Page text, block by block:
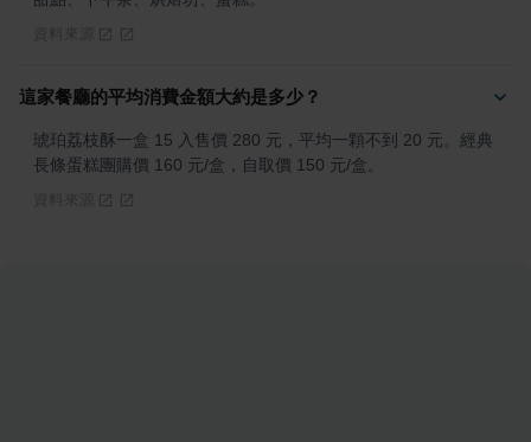
這家餐廳的平均消費金額大約是多少？
琥珀荔枝酥一盒 15 入售價 280 元，平均一顆不到 20 元。經典
長條蛋糕團購價 160 元/盒，自取價 150 元/盒。